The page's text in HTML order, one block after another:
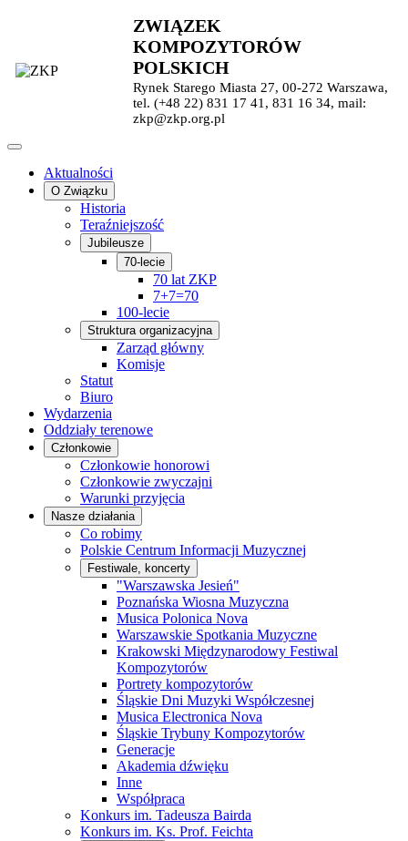
ZWIĄZEK
KOMPOZYTORÓW
POLSKICH
Rynek Starego Miasta 27, 00-272 Warszawa,
tel. (+48 22) 831 17 41, 831 16 34, mail:
zkp@zkp.org.pl
Aktualności
O Związku
Historia
Teraźniejszość
Jubileusze
70-lecie
70 lat ZKP
7+7=70
100-lecie
Struktura organizacyjna
Zarząd główny
Komisje
Statut
Biuro
Wydarzenia
Oddziały terenowe
Członkowie
Członkowie honorowi
Członkowie zwyczajni
Warunki przyjęcia
Nasze działania
Co robimy
Polskie Centrum Informacji Muzycznej
Festiwale, koncerty
"Warszawska Jesień"
Poznańska Wiosna Muzyczna
Musica Polonica Nova
Warszawskie Spotkania Muzyczne
Krakowski Międzynarodowy Festiwal
Kompozytorów
Portrety kompozytorów
Śląskie Dni Muzyki Współczesnej
Musica Electronica Nova
Śląskie Trybuny Kompozytorów
Generacje
Akademia dźwięku
Inne
Współpraca
Konkurs im. Tadeusza Bairda
Konkurs im. Ks. Prof. Feichta